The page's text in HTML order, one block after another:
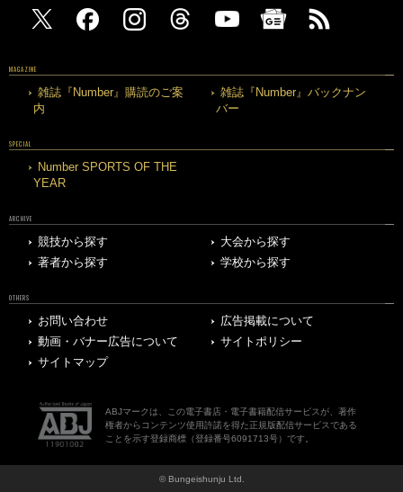
MAGAZINE
雑誌『Number』購読のご案
内
雑誌『Number』バックナン
バー
SPECIAL
Number SPORTS OF THE
YEAR
ARCHIVE
競技から探す
大会から探す
著者から探す
学校から探す
OTHERS
お問い合わせ
広告掲載について
動画・バナー広告について
サイトポリシー
サイトマップ
ABJマークは、この電子書店・電子書籍配信サービスが、著作
権者からコンテンツ使用許諾を得た正規版配信サービスである
ことを示す登録商標（登録番号6091713号）です。
© Bungeishunju Ltd.